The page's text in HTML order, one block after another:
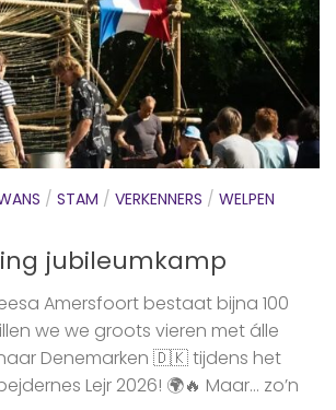
/ STAM / VERKENNERS / WELPEN
jubileumkamp
Amersfoort bestaat bijna 100
we we groots vieren met álle
Denemarken 🇩🇰 tijdens het
Lejr 2026! 🌍🔥 Maar… zo’n